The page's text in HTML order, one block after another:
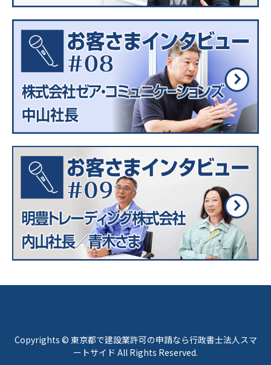
Copyrights © 東京都で建設業許可の申請なら行政書士法人スマ
ートサイド All Rights Reserved.